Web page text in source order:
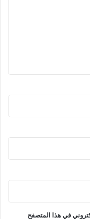
في هذا المتصفح